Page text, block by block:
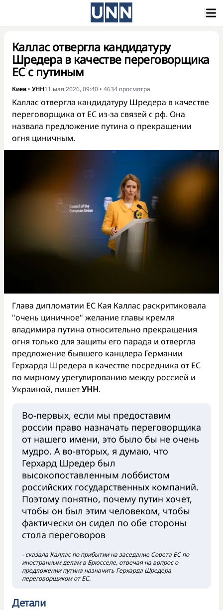
Каллас отвергла кандидатуру
Шредера в качестве переговорщика
ЕС с путиным
Киев • УНН11 мая 2026, 09:40 • 4634 просмотра
Каллас отвергла кандидатуру Шредера в качестве
переговорщика от ЕС из-за связей с рф. Она
назвала предложение путина о прекращении
огня циничным.
Глава дипломатии ЕС Кая Каллас раскритиковала
"очень циничное" желание главы кремля
владимира путина относительно прекращения
огня только для защиты его парада и отвергла
предложение бывшего канцлера Германии
Герхарда Шредера в качестве посредника от ЕС
по мирному урегулированию между россией и
Украиной, пишетУНН.
Во-первых, если мы предоставим
россии право назначать переговорщика
от нашего имени, это было бы не очень
мудро. А во-вторых, я думаю, что
Герхард Шредер был
высокопоставленным лоббистом
российских государственных компаний.
Поэтому понятно, почему путин хочет,
чтобы он был этим человеком, чтобы
фактически он сидел по обе стороны
стола переговоров
- сказала Каллас по прибытии на заседание Совета ЕС по
иностранным делам в Брюсселе, отвечая на вопрос о
предложении путина назначить Герхарда Шредера
переговорщиком от ЕС.
Детали